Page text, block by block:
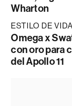
Wharton
ESTILO DE VIDA
Omega x
con oro para
del Apollo 11